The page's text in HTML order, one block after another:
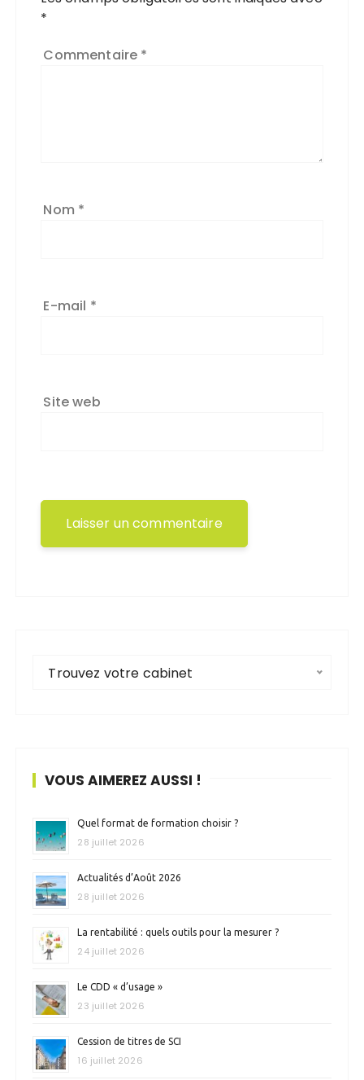
*
Commentaire *
Nom *
E-mail *
Site web
Trouvez votre cabinet
VOUS AIMEREZ AUSSI !
Quel format de formation choisir ?
28 juillet 2026
Actualités d’Août 2026
28 juillet 2026
La rentabilité : quels outils pour la mesurer ?
24 juillet 2026
Le CDD « d’usage »
23 juillet 2026
Cession de titres de SCI
16 juillet 2026